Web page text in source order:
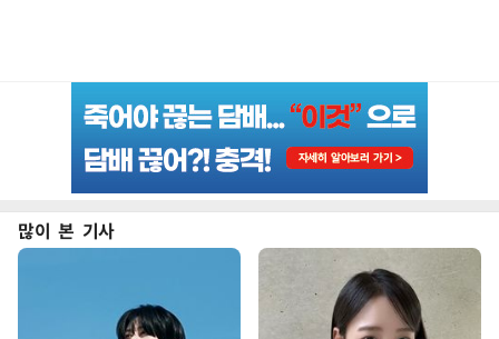
많이 본 기사